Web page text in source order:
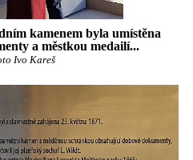
kamenem byla umístěna
a městkou medailí...
Ivo Kareš